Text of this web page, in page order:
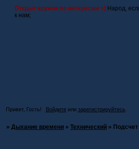
Открыт кружок по интересам =) Народ,
к нам;
Привет, Гость! Войдитеили зарегистрируйтесь
»Дыхание времени »Технический »